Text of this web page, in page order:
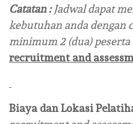
Catatan :Jadwal dapat
kebutuhan anda dengan
minimum 2 (dua)
recruitment and
Biaya dan Lokasi